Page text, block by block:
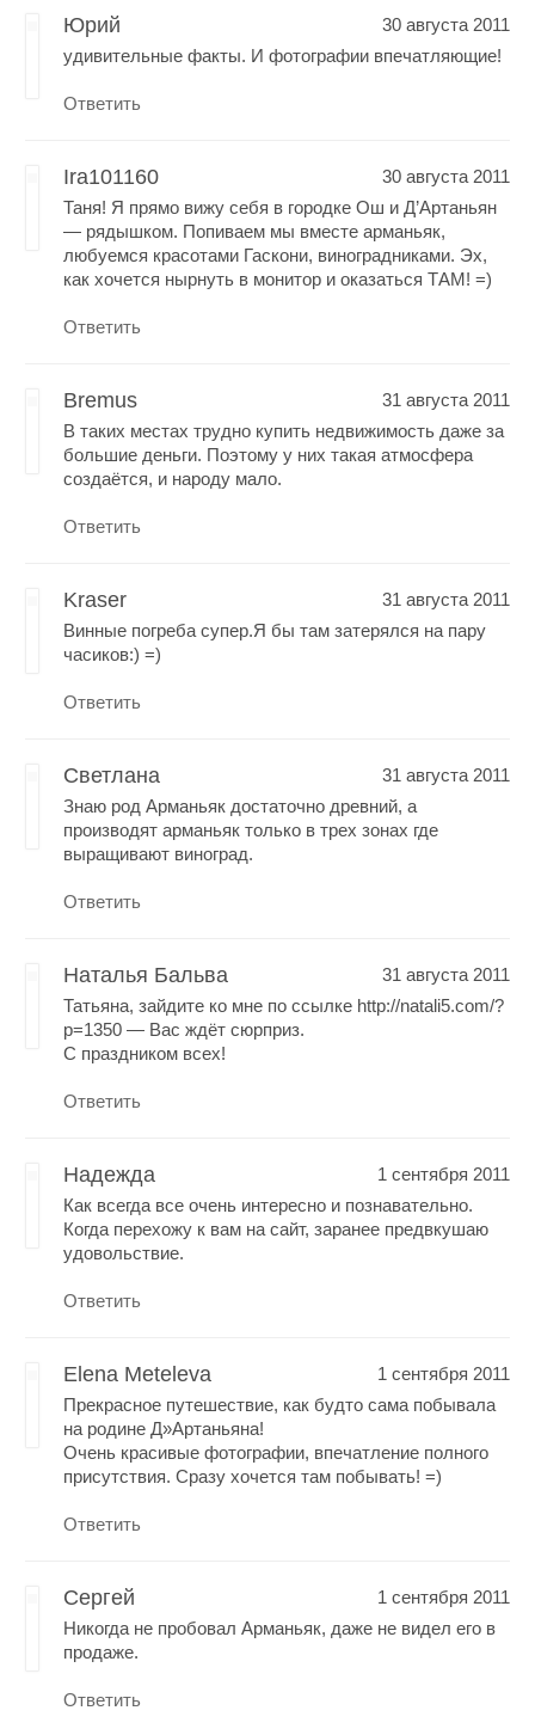
Юрий
30 августа 2011
удивительные факты. И фотографии впечатляющие!
Ответить
Ira101160
30 августа 2011
Таня! Я прямо вижу себя в городке Ош и Д’Артаньян
— рядышком. Попиваем мы вместе арманьяк,
любуемся красотами Гаскони, виноградниками. Эх,
как хочется нырнуть в монитор и оказаться ТАМ! =)
Ответить
Bremus
31 августа 2011
В таких местах трудно купить недвижимость даже за
большие деньги. Поэтому у них такая атмосфера
создаётся, и народу мало.
Ответить
Kraser
31 августа 2011
Винные погреба супер.Я бы там затерялся на пару
часиков:) =)
Ответить
Светлана
31 августа 2011
Знаю род Арманьяк достаточно древний, а
производят арманьяк только в трех зонах где
выращивают виноград.
Ответить
Наталья Бальва
31 августа 2011
Татьяна, зайдите ко мне по ссылке http://natali5.com/?
p=1350 — Вас ждёт сюрприз.
С праздником всех!
Ответить
Надежда
1 сентября 2011
Как всегда все очень интересно и познавательно.
Когда перехожу к вам на сайт, заранее предвкушаю
удовольствие.
Ответить
Elena Meteleva
1 сентября 2011
Прекрасное путешествие, как будто сама побывала
на родине Д»Артаньяна!
Очень красивые фотографии, впечатление полного
присутствия. Сразу хочется там побывать! =)
Ответить
Сергей
1 сентября 2011
Никогда не пробовал Арманьяк, даже не видел его в
продаже.
Ответить